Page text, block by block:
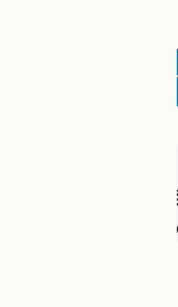
Choisissez,
vélo avec